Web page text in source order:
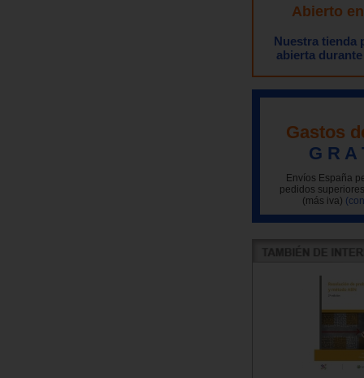
Abierto
Nuestra tienda
abierta
Gastos
G R A
Envíos España
pedidos
(más iva)